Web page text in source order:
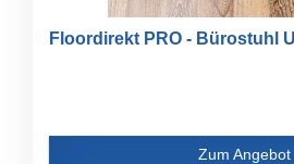
Floordirekt PRO - Bürostuhl
Zum Angebot